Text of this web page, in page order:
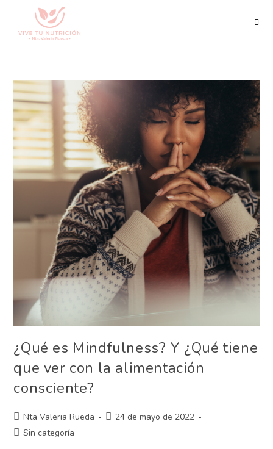
¿Qué es Mindfulness? Y ¿Qué tiene
que ver con la alimentación
consciente?
Nta Valeria Rueda
24 de mayo de 2022
Sin categoría